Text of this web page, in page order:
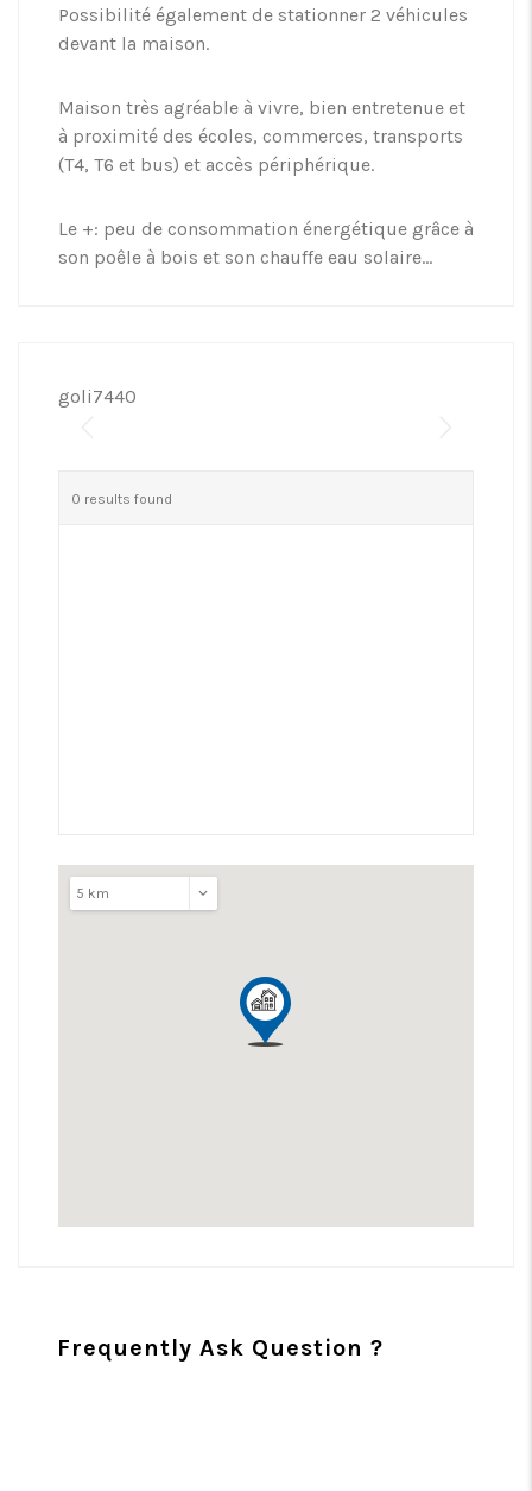
Possibilité également de stationner 2 véhicules
devant la maison.
Maison très agréable à vivre, bien entretenue et
à proximité des écoles, commerces, transports
(T4, T6 et bus) et accès périphérique.
Le +: peu de consommation énergétique grâce à
son poêle à bois et son chauffe eau solaire…
goli7440
0 results found
5 km
Frequently Ask Question ?